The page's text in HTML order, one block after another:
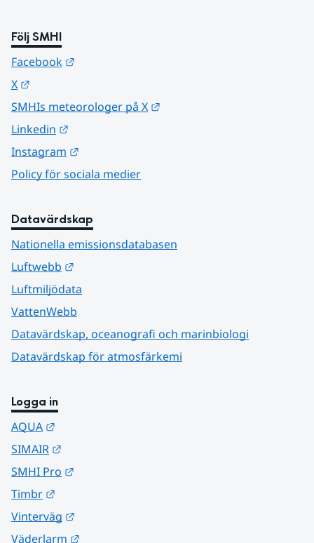
Följ SMHI
Facebook
X
SMHIs meteorologer på X
Linkedin
Instagram
Policy för sociala medier
Datavärdskap
Nationella emissionsdatabasen
Luftwebb
Luftmiljödata
VattenWebb
Datavärdskap, oceanografi och marinbiologi
Datavärdskap för atmosfärkemi
Logga in
AQUA
SIMAIR
SMHI Pro
Timbr
Vinterväg
Väderlarm